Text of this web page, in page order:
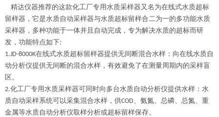
精达仪器推荐的这款化工厂专用水质采样器 又名为在线式水质超标
留样器 ， 它是水质自动采样器与水质超标留样合二为一的多功能水质
采样器， 多种功能于一体并且自动完成 ， 专为解决水质的超标而研
发 ， 功能特点如下:
1.JD-8000K在线式水质超标留样器提供无间断混合水样：向在线水质自
动分析仪提供无间断的混合水样，有效避免了在测量周期内的采样盲
区。
2.化工厂专用水质采样器可同时向多台水质自动分析仪提供水样：水
质自动采样系统可以采集混合水样，供COD、氨氮、总磷、总氮、重
金属等水质自动分析仪取样分析或超标留样保存。